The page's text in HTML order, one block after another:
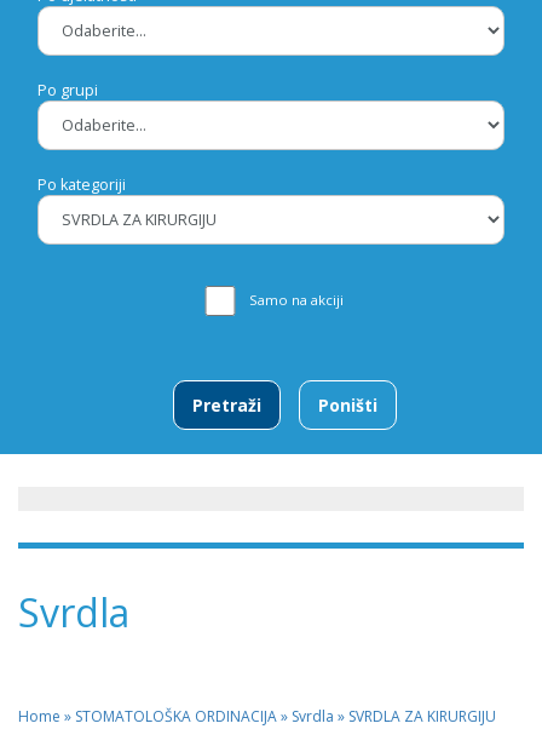
Po grupi
Po kategoriji
Samo na akciji
Pretraži Poništi
Svrdla
Home » STOMATOLOŠKA ORDINACIJA» Svrdla » SVRDLA ZA KIRURGIJU